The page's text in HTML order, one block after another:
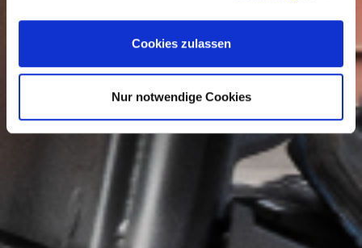
Cookies zulassen
Nur notwendige Cookies